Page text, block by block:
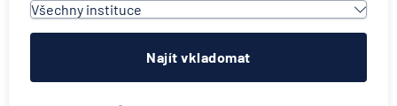
Všechny instituce
Všechny instituce
ACE European Group Ltd
Česká spořitelna
Najít vkladomat